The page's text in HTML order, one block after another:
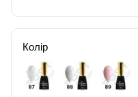
Колір